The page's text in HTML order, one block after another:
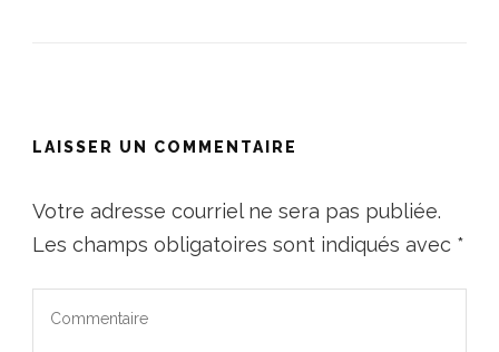
LAISSER UN COMMENTAIRE
Votre adresse courriel ne sera pas publiée.
Les champs obligatoires sont indiqués avec *